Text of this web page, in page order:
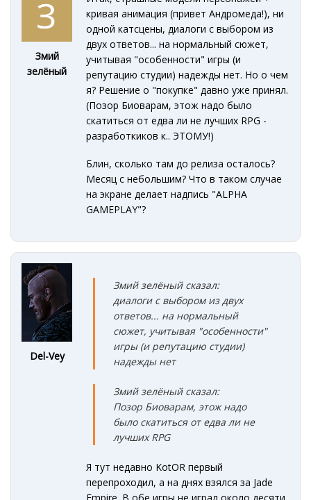
Змий
зелёный
кривая анимация (привет Андромеда!), ни
одной катсцены, диалоги с выбором из
двух ответов... на нормальный сюжет,
учитывая "особенности" игры (и
репутацию студии) надежды нет. Но о чем
я? Решение о "покупке" давно уже принял.
(Позор Биоварам, этож надо было
скатиться от едва ли не лучших RPG -
разработкиков к.. ЭТОМУ!)
Блин, сколько там до релиза осталось?
Месяц с небольшим? Что в таком случае
на экране делает надпись "ALPHA
GAMEPLAY"?
Del-Vey
Змий зелёный сказал:
диалоги с выбором из двух
ответов... на нормальный
сюжет, учитывая "особенности"
игры (и репутацию студии)
надежды нет
Змий зелёный сказал:
Позор Биоварам, этож надо
было скатиться от едва ли не
лучших RPG
Я тут недавно KotOR первый
перепроходил, а на днях взялся за Jade
Empire. В обе игры не играл около десяти